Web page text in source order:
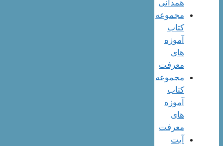
همدانی
مجموعه
کتاب
آموزه
های
معرفت
مجموعه
کتاب
آموزه
های
معرفت
آیت